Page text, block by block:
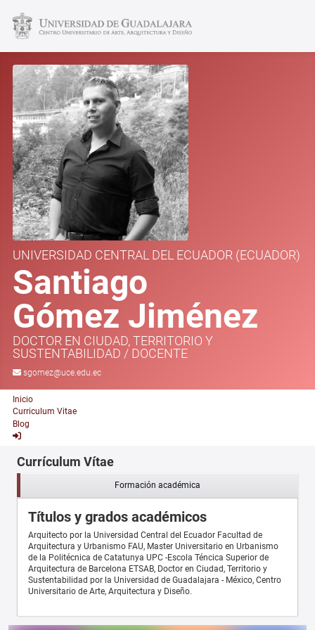
UNIVERSIDAD CENTRAL DEL ECUADOR (ECUADOR)
Santiago
Gómez Jiménez
DOCTOR EN CIUDAD, TERRITORIO Y
SUSTENTABILIDAD / DOCENTE
sgomez@uce.edu.ec
Inicio
Curriculum Vitae
Blog
Currículum Vítae
Formación académica
Títulos y grados académicos
Arquitecto por la Universidad Central del Ecuador Facultad de
Arquitectura y Urbanismo FAU, Master Universitario en Urbanismo
de la Politécnica de Catatunya UPC -Escola Téncica Superior de
Arquitectura de Barcelona ETSAB, Doctor en Ciudad, Territorio y
Sustentabilidad por la Universidad de Guadalajara - México, Centro
Universitario de Arte, Arquitectura y Diseño.